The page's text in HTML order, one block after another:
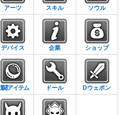
アーツ スキル ソウル
デバイス 企業 ショップ
闘アイテム ドール Dウェポン